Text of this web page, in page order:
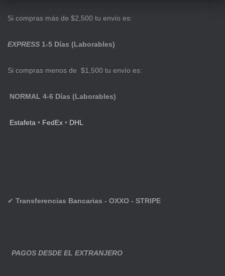
Si compras más de $2,500 tu envío es:
EXPRESS 1-5 Días (Laborables)
Si compras menos de $1,500 tu envío es:
NORMAL 4-6 Días (Laborables)
Estafeta • FedEx • DHL
✔ Transferencias Bancarias - OXXO - STRIPE
PAGOS DESDE EL EXTRANJERO